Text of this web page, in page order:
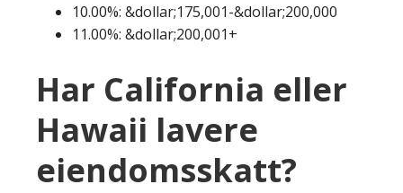
10.00%: &dollar;175,001-&dollar;200,000
11.00%: &dollar;200,001+
Har California eller
Hawaii lavere
eiendomsskatt?